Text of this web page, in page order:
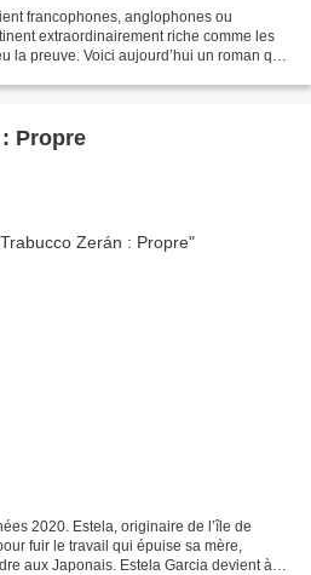
francophones, anglophones ou
extraordinairement riche comme les
la preuve. Voici aujourd’hui un roman qui
Propre
2020. Estela, originaire de l’île de
fuir le travail qui épuise sa mère,
aux Japonais. Estela Garcia devient à